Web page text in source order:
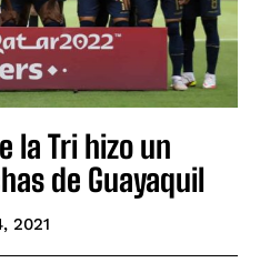
la Tri hizo un
de Guayaquil
2021